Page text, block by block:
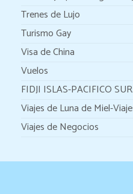
Trenes de Lujo
Turismo Gay
Visa de China
Vuelos
FIDJI ISLAS-PACIFICO SUR.
Viajes de Luna de Miel-
Viajes de Negocios